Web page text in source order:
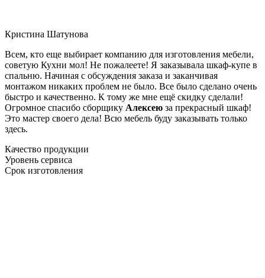
Кристина Шатунова
Всем, кто еще выбирает компанию для изготовления мебели,
советую Кухни мол! Не пожалеете! Я заказывала шкаф-купе в
спальню. Начиная с обсуждения заказа и заканчивая
монтажом никаких проблем не было. Все было сделано очень
быстро и качественно. К тому же мне ещё скидку сделали!
Огромное спасибо сборщику Алексею за прекрасный шкаф!
Это мастер своего дела! Всю мебель буду заказывать только
здесь.
Качество продукции
Уровень сервиса
Срок изготовления